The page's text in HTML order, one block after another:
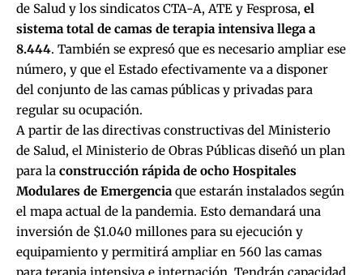
de Salud y los sindicatos CTA-A, ATE y Fesprosa, el
sistema total de camas de terapia intensiva llega a
8.444. También se expresó que es necesario ampliar ese
número, y que el Estado efectivamente va a disponer
del conjunto de las camas públicas y privadas para
regular su ocupación.
A partir de las directivas constructivas del Ministerio
de Salud, el Ministerio de Obras Públicas diseñó un plan
para la construcción rápida de ocho Hospitales
Modulares de Emergencia que estarán instalados según
el mapa actual de la pandemia. Esto demandará una
inversión de $1.040 millones para su ejecución y
equipamiento y permitirá ampliar en 560 las camas